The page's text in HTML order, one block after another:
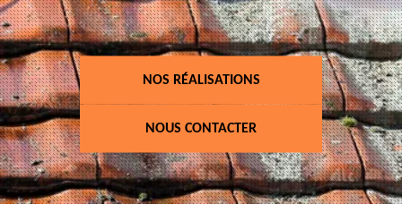
NOS RÉALISATIONS
NOUS CONTACTER